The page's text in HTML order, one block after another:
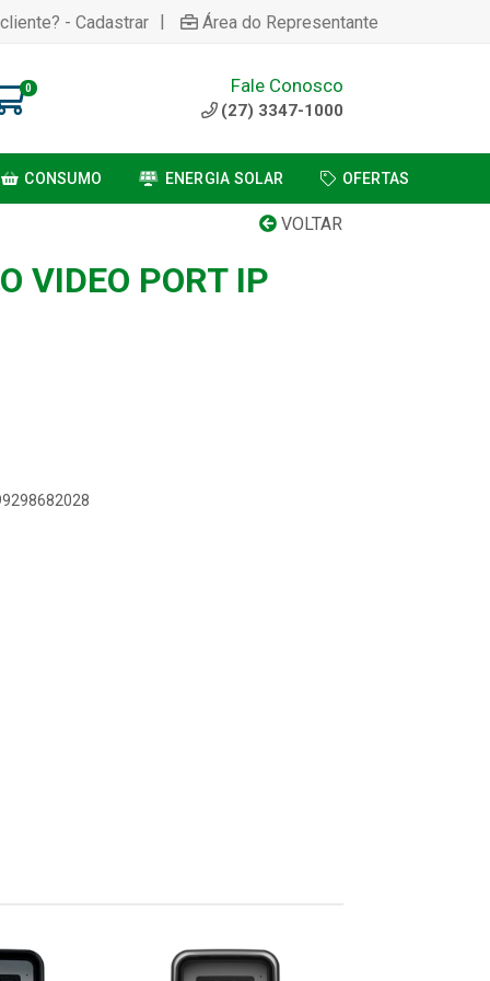
- Cadastrar | Área do Representante
0 Fale Conosco
(27) 3347-1000
CONSUMO ENERGIA SOLAR OFERTAS
VOLTAR
VIDEO PORT IP